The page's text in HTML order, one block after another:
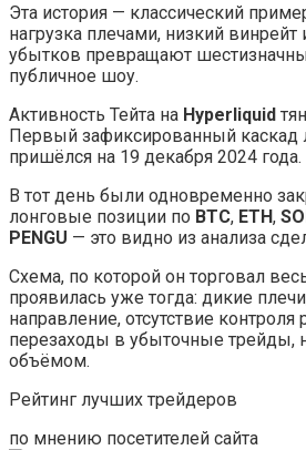
Эта история — классический
нагрузка плечами, низкий
убытков превращают
публичное шоу.
Активность Тейта на Hyperliquid
Первый зафиксированный каскад
пришёлся на 19 декабря 2024 года.
В тот день были одновременно
лонговые позиции по BTC, ETH,
PENGU — это видно из анализа
Схема, по которой он торговал
проявилась уже тогда: дикие
направление, отсутствие
перезаходы в убыточные
объёмом.
Рейтинг лучших трейдеров
по мнению посетителей сайта